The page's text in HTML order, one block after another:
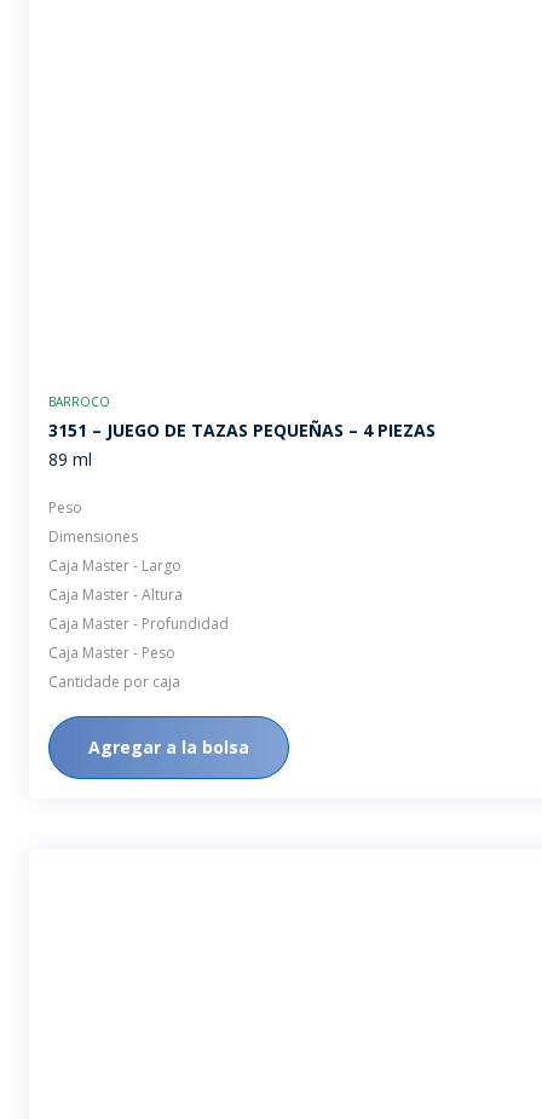
BARROCO
3151 – JUEGO DE TAZAS PEQUEÑAS – 4 PIEZAS
89 ml
Peso
Dimensiones
Caja Master - Largo
Caja Master - Altura
Caja Master - Profundidad
Caja Master - Peso
Cantidade por caja
Agregar a la bolsa